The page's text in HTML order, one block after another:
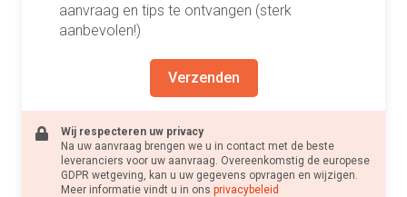
aanvraag en tips te ontvangen (sterk
aanbevolen!)
Verzenden
Wij respecteren uw privacy
Na uw aanvraag brengen we u in contact met de beste
leveranciers voor uw aanvraag. Overeenkomstig de europese
GDPR wetgeving, kan u uw gegevens opvragen en wijzigen.
Meer informatie vindt u in ons privacybeleid